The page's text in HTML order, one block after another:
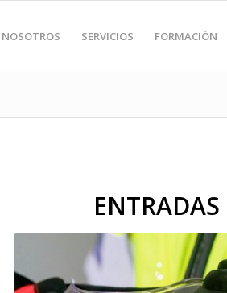
NOSOTROS SERVICIOS FORMACIÓN
ENTRADAS